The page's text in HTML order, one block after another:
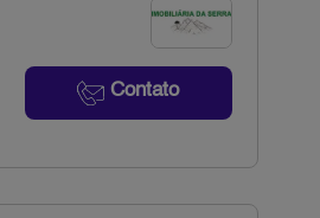
Contato